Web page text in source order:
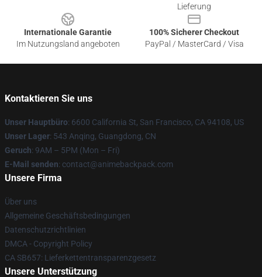
Lieferung
Internationale Garantie
Im Nutzungsland angeboten
100% Sicherer Checkout
PayPal / MasterCard / Visa
Kontaktieren Sie uns
Unser Hauptbüro: 6600 California St, San Francisco, CA 94108, US
Unser Lager: 543 Anqing, Guangdong, CN
Geruch: 9AM – 5PM (Mon – Fri)
E-Mail senden: contact@animebackpack.com
Unsere Firma
Über uns
Allgemeine Geschäftsbedingungen
Datenschutzrichtlinien
DMCA - Copyright Policy
CA SB657: Lieferkettentransparenzgesetz
Unsere Unterstützung